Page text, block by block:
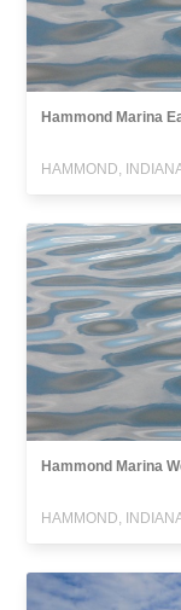
Hammond Marina
HAMMOND,
Hammond Marina
HAMMOND,